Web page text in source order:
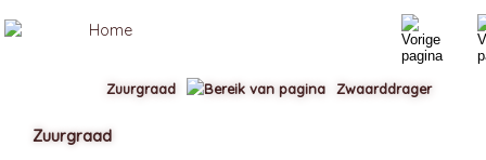
Zuurgraad
Zuurgraad Zwaarddrager